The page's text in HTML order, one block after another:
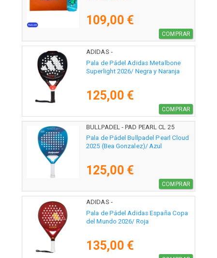
109,00 €
COMPRAR
ADIDAS -
Pala de Pádel Adidas Metalbone
Superlight 2026/ Negra y Naranja
125,00 €
COMPRAR
BULLPADEL - PAD PEARL CL 25
Pala de Pádel Bullpadel Pearl Cloud
2025 (Bea Gonzalez)/ Azul
125,00 €
COMPRAR
ADIDAS -
Pala de Pádel Adidas España Copa
del Mundo 2026/ Roja
135,00 €